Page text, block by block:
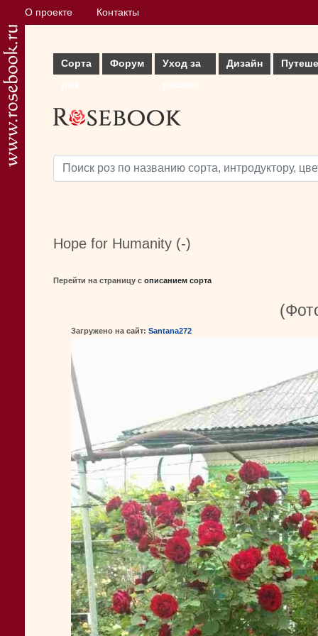
О проекте Контакты
Сорта
Форум
Уход за
Дизайн
Hope for Humanity (-)
Перейти на страницу с описанием сорта
Загружено на сайт: Santana272